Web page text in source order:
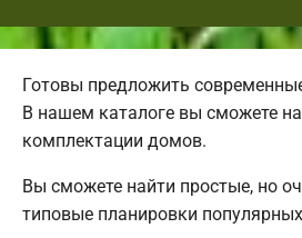
Готовы предложить
В нашем каталоге вы сможете
комплектации домов.
Вы сможете найти простые, но
типовые планировки